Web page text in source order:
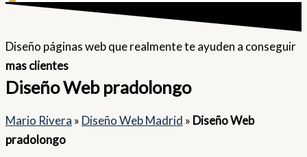
Diseño páginas web que realmente te ayuden a conseguir
mas clientes
Diseño Web pradolongo
Mario Rivera » Diseño Web Madrid » Diseño Web
pradolongo